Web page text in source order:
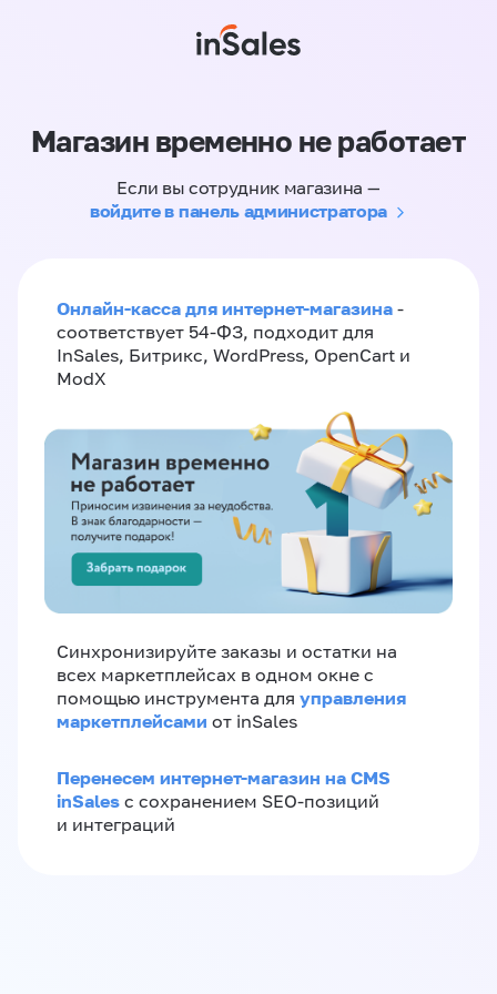
Магазин временно не работает
Если вы сотрудник магазина —
войдите в панель администратора
Онлайн-касса для интернет-магазина -
соответствует 54-ФЗ, подходит для
InSales, Битрикс, WordPress, OpenCart и
ModX
Синхронизируйте заказы и остатки на
всех маркетплейсах в одном окне с
помощью инструмента для управления
маркетплейсами от inSales
Перенесем интернет-магазин на CMS
inSales с сохранением SEO-позиций
и интеграций